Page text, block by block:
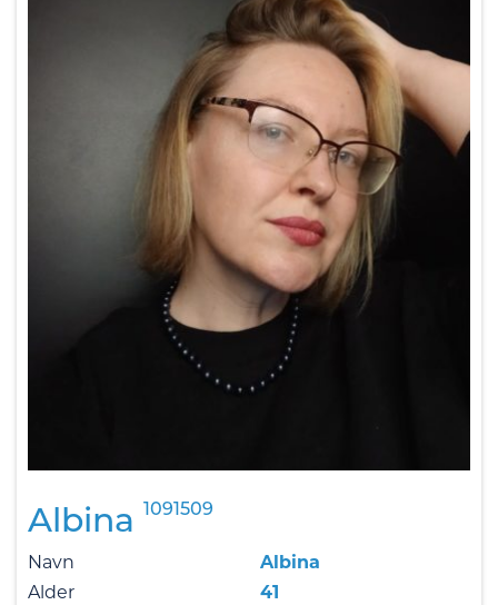
Albina 1091509
Navn
Albina
Alder
41